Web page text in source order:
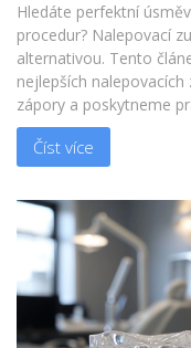
Hledáte perfektní
procedur? Nalepovací
alternativou. Tento
nejlepších
zápory a poskytneme
unikátní zubní pomůcky.
Číst více